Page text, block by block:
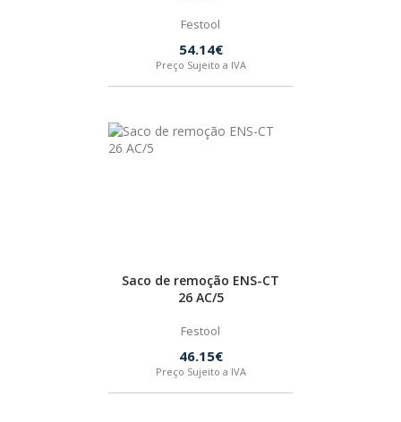
Festool
54.14€
Preço Sujeito a IVA
Saco de remoção ENS-CT
26 AC/5
Festool
46.15€
Preço Sujeito a IVA